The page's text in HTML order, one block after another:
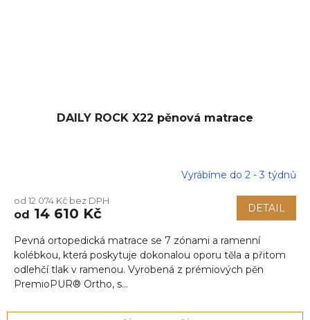
DAILY ROCK X22 pěnová matrace
Vyrábíme do 2 - 3 týdnů
od 12 074 Kč bez DPH
od 14 610 Kč DETAIL
Pevná ortopedická matrace se 7 zónami a ramenní
kolébkou, která poskytuje dokonalou oporu těla a přitom
odlehčí tlak v ramenou. Vyrobená z prémiových pěn
PremioPUR® Ortho, s...